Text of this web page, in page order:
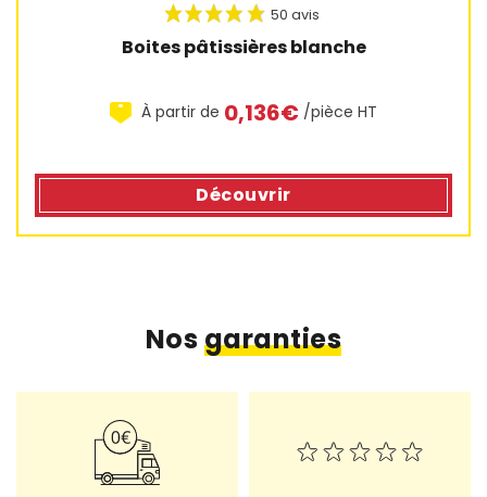
Boites pâtissières blanche
À partir de 0,136€ /pièce HT
Découvrir
Nosgaranties